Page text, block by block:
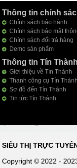
Thông tin chính
Chính sách bảo hành
Chính sách bảo mật
Chính sách đổi trả hàng
Demo sản phẩm
Thông tin Tín Thành
Giới thiệu về Tín Thành
Thanh công cụ Tín Thành
Sơ đồ đến Tín Thành
Tin tức Tín Thành
SIÊU THỊ TRỰC
Copyright © 2022 -